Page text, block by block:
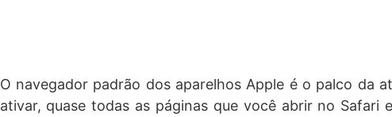
O navegador padrão dos aparelhos Apple é o palco da
ativar, quase todas as páginas que você abrir no Safari